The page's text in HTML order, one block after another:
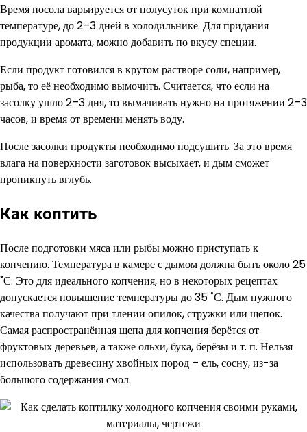
Время посола варьируется от полусуток при комнатной
температуре, до 2–3 дней в холодильнике. Для придания
продукции аромата, можно добавить по вкусу специи.
Если продукт готовился в крутом растворе соли, например,
рыба, то её необходимо вымочить. Считается, что если на
засолку ушло 2–3 дня, то вымачивать нужно на протяжении 2–3
часов, и время от времени менять воду.
После засолки продукты необходимо подсушить. За это время
влага на поверхности заготовок высыхает, и дым сможет
проникнуть вглубь.
Как коптить
После подготовки мяса или рыбы можно приступать к
копчению. Температура в камере с дымом должна быть около 25
˚С. Это для идеального копчения, но в некоторых рецептах
допускается повышение температуры до 35 ˚С. Дым нужного
качества получают при тлении опилок, стружки или щепок.
Самая распространённая щепа для копчения берётся от
фруктовых деревьев, а также ольхи, бука, берёзы и т. п. Нельзя
использовать древесину хвойных пород – ель, сосну, из-за
большого содержания смол.